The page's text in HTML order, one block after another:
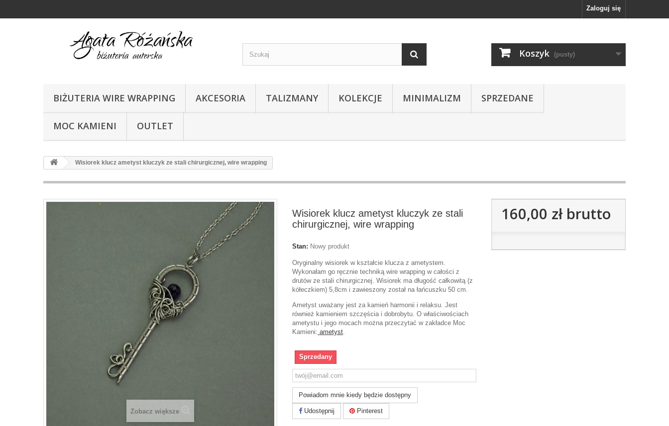
Zaloguj się
Koszyk (pusty)
BIŻUTERIA WIRE WRAPPING AKCESORIA TALIZMANY KOLEKCJE MINIMALIZM SPRZEDANE
MOC KAMIENI OUTLET
Wisiorek klucz ametyst kluczyk ze stali chirurgicznej, wire wrapping
Zobacz większe
Wisiorek klucz ametyst kluczyk ze stali
chirurgicznej, wire wrapping
Stan: Nowy produkt
Oryginalny wisiorek w kształcie klucza z ametystem.
Wykonałam go ręcznie techniką wire wrapping w całości z
drutów ze stali chirurgicznej. Wisiorek ma długość całkowitą (z
kółeczkiem) 5,8cm i zawieszony został na łańcuszku 50 cm.
Ametyst uważany jest za kamień harmonii i relaksu. Jest
również kamieniem szczęścia i dobrobytu. O właściwościach
ametystu i jego mocach można przeczytać w zakładce Moc
Kamieni: ametyst
Sprzedany
Powiadom mnie kiedy będzie dostępny
Udostępnij Pinterest
160,00 złbrutto